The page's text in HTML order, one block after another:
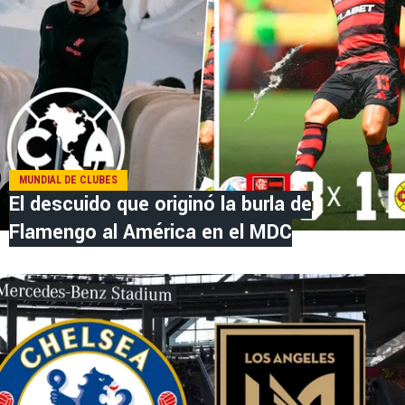
MUNDIAL DE CLUBES
El descuido que originó la burla de
Flamengo al América en el MDC